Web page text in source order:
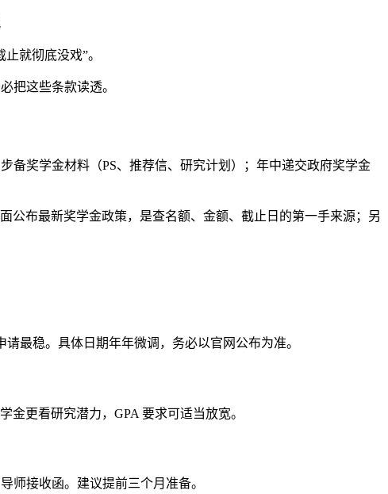
就彻底没戏”。
把这些条款读透。
备奖学金材料（PS、推荐信、研究计划）；年中递交政府奖学金
公布最新奖学金政策，是查名额、金额、截止日的第一手来源；另
最稳。具体日期年年微调，务必以官网公布为准。
金更看研究潜力，GPA 要求可适当放宽。
师接收函。建议提前三个月准备。